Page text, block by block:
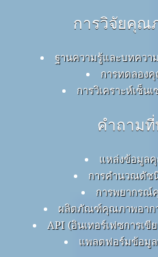
การวิจัยคุณ
ฐานความรู้และบทคว
การทดลอง
การวิเคราะห์เซ็
คำถาม
แหล่งข้อมูล
การคำนวณดัช
การพยากรณ์
ผลิตภัณฑ์คุณภาพอาก
API (อินเทอร์เฟซการเ
แพลตฟอร์มข้อมู